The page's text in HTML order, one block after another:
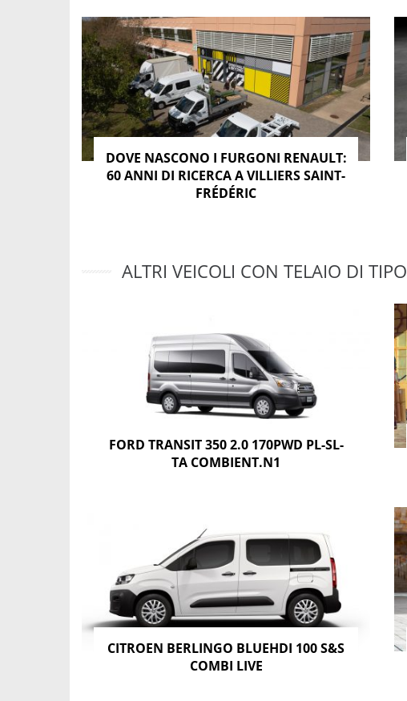
DOVE NASCONO I FURGONI RENAULT:
60 ANNI DI RICERCA A VILLIERS SAINT-
FRÉDÉRIC
ALTRI VEICOLI CON TELAIO DI TIPO
FORD TRANSIT 350 2.0 170PWD PL-SL-
TA COMBIENT.N1
CITROEN BERLINGO BLUEHDI 100 S&S
COMBI LIVE